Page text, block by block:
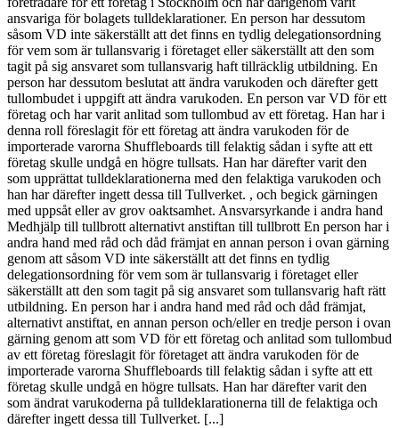
ansvariga för bolagets tulldeklarationer. En person har dessutom
såsom VD inte säkerställt att det finns en tydlig delegationsordning
för vem som är tullansvarig i företaget eller säkerställt att den som
tagit på sig ansvaret som tullansvarig haft tillräcklig utbildning. En
person har dessutom beslutat att ändra varukoden och därefter gett
tullombudet i uppgift att ändra varukoden. En person var VD för ett
företag och har varit anlitad som tullombud av ett företag. Han har i
denna roll föreslagit för ett företag att ändra varukoden för de
importerade varorna Shuffleboards till felaktig sådan i syfte att ett
företag skulle undgå en högre tullsats. Han har därefter varit den
som upprättat tulldeklarationerna med den felaktiga varukoden och
han har därefter ingett dessa till Tullverket. , och begick gärningen
med uppsåt eller av grov oaktsamhet. Ansvarsyrkande i andra hand
Medhjälp till tullbrott alternativt anstiftan till tullbrott En person har i
andra hand med råd och dåd främjat en annan person i ovan gärning
genom att såsom VD inte säkerställt att det finns en tydlig
delegationsordning för vem som är tullansvarig i företaget eller
säkerställt att den som tagit på sig ansvaret som tullansvarig haft rätt
utbildning. En person har i andra hand med råd och dåd främjat,
alternativt anstiftat, en annan person och/eller en tredje person i ovan
gärning genom att som VD för ett företag och anlitad som tullombud
av ett företag föreslagit för företaget att ändra varukoden för de
importerade varorna Shuffleboards till felaktig sådan i syfte att ett
företag skulle undgå en högre tullsats. Han har därefter varit den
som ändrat varukoderna på tulldeklarationerna till de felaktiga och
därefter ingett dessa till Tullverket. [...]